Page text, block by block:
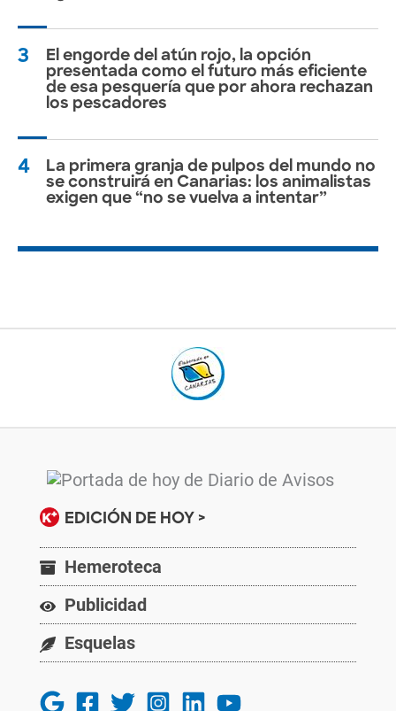
3
El engorde del atún rojo, la opción
presentada como el futuro más eficiente
de esa pesquería que por ahora rechazan
los pescadores
4
La primera granja de pulpos del mundo no
se construirá en Canarias: los animalistas
exigen que “no se vuelva a intentar”
EDICIÓN DE HOY >
Hemeroteca
Publicidad
Esquelas